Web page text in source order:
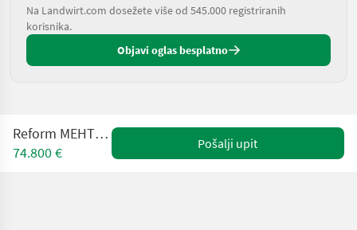
Na Landwirt.com dosežete više od 545.000 registriranih
korisnika.
Objavi oglas besplatno
Reform MEHTRAC H7 SX
74.800 €
Pošalji upit